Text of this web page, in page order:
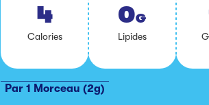
4
Ca­lo­ries
0G
Li­pides
Par 1 Morceau (2g)